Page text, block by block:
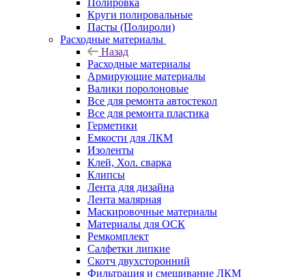
Полировка
Круги полировальные
Пасты (Полироли)
Расходные материалы
Назад
Расходные материалы
Армирующие материалы
Валики поролоновые
Все для ремонта автостекол
Все для ремонта пластика
Герметики
Емкости для ЛКМ
Изоленты
Клей, Хол. сварка
Клипсы
Лента для дизайна
Лента малярная
Маскировочные материалы
Материалы для ОСК
Ремкомплект
Салфетки липкие
Скотч двухсторонний
Фильтрация и смешивание ЛКМ